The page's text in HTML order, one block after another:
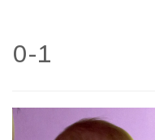
0-1